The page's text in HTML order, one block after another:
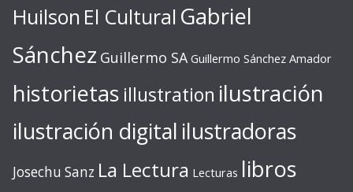
Huilson El Cultural Gabriel
Sánchez Guillermo SA Guillermo Sánchez Amador
historietas illustration ilustración
ilustración digital ilustradoras
Josechu Sanz La Lectura Lecturas libros